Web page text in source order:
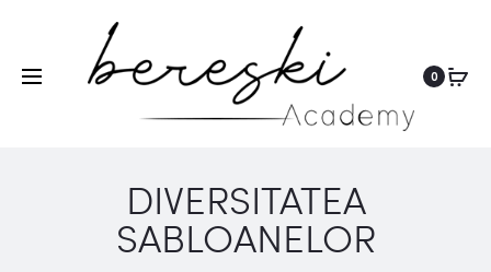
0
DIVERSITATEA
SABLOANELOR